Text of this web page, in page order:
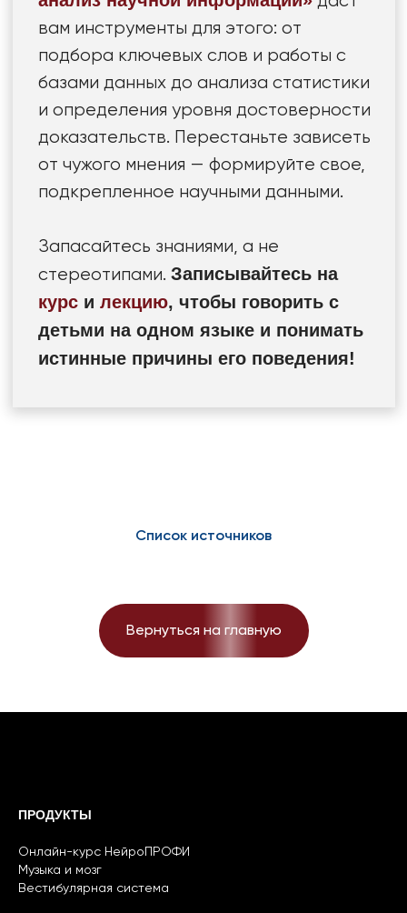
Список источников
Вернуться на главную
ПРОДУКТЫ
Онлайн-курс НейроПРОФИ
Музыка и мозг
Вестибулярная система